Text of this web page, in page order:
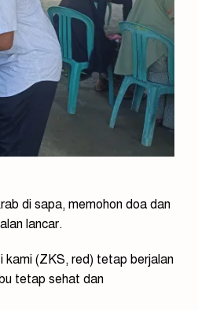
di sapa, memohon doa dan
lancar.
kami (ZKS, red) tetap berjalan
tetap sehat dan